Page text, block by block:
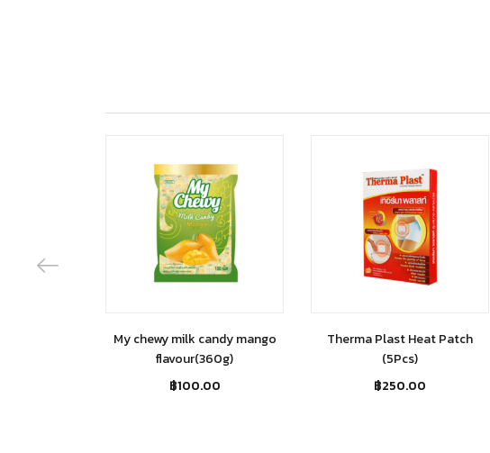
My chewy milk candy mango
flavour(360g)
฿100.00
Therma Plast Heat Patch
(5Pcs)
฿250.00